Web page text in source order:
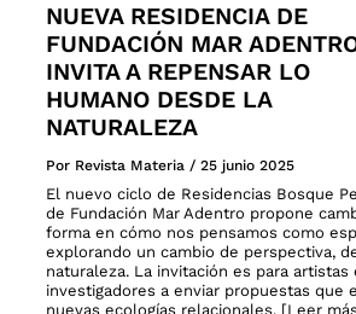
NUEVA RESIDENCIA DE
FUNDACIÓN MAR
INVITA A REPENSAR LO
HUMANO DESDE LA
NATURALEZA
Por Revista Materia / 25 junio 2025
El nuevo ciclo de Residencias Bosque
de Fundación Mar Adentro propone
forma en cómo nos pensamos como
explorando un cambio de perspectiva,
naturaleza. La invitación es para artistas
investigadores a enviar propuestas que
nuevas ecologías relacionales. [Leer